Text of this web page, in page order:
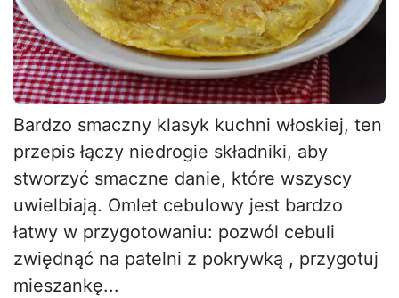
Bardzo smaczny klasyk kuchni włoskiej, ten
przepis łączy niedrogie składniki, aby
stworzyć smaczne danie, które wszyscy
uwielbiają. Omlet cebulowy jest bardzo
łatwy w przygotowaniu: pozwól cebuli
zwiędnąć na patelni z pokrywką , przygotuj
mieszankę...